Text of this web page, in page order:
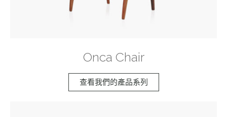
Onca Chair
查看我們的產品系列